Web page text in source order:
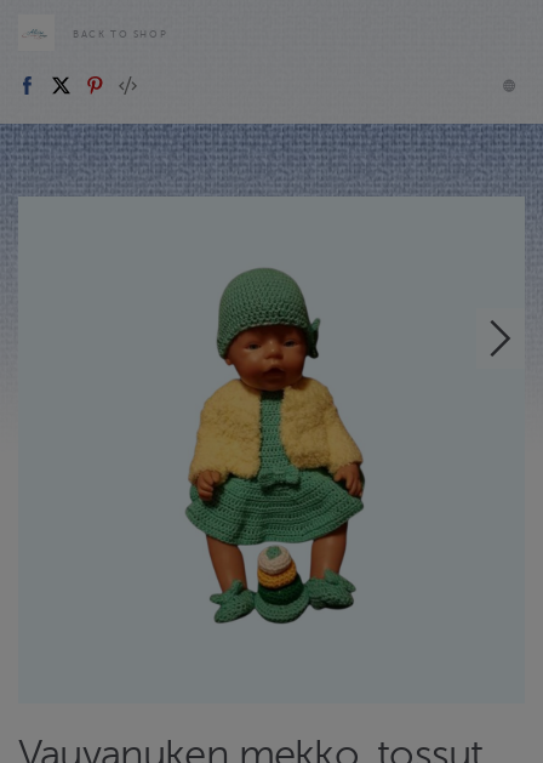
BACK TO SHOP